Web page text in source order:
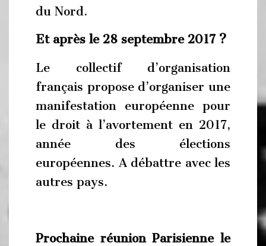
du Nord.
Et après le 28 septembre 2017 ?
Le collectif d’organisation
français propose d’organiser une
manifestation européenne pour
le droit à l’avortement en 2017,
année des élections
européennes. A débattre avec les
autres pays.
Prochaine réunion Parisienne le